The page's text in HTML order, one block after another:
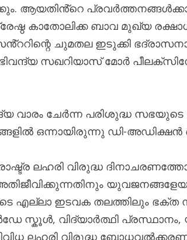
ആയതിൻ്റെ
കാതോലിക്ക ബാവ മുഖ്യ
ചുമതല ഇടുക്കി
സഖറിയാസ് മോർ
വാരം ചേർന്ന പരിശുദ്ധ
ഒന്നായിരുന്നു ഡി-
ലഹരി വിരുദ്ധ
എല്ലാ ഇടവക തലത്തിലും
സ്കൂൾ, വിദ്യാർത്ഥി
ലഹരി വിരുദ്ധ ബോധവല്‍ക്കരണ